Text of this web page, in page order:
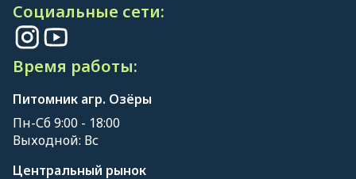
Социальные сети:
Время работы:
Питомник агр. Озёры
Пн-Сб 9:00 - 18:00
Выходной: Вс
Центральный рынок